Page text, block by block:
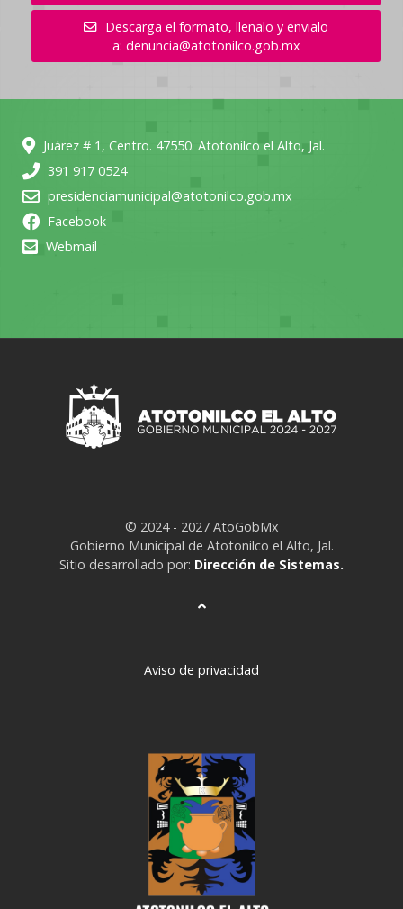
Descarga el formato, llenalo y envialo
a: denuncia@atotonilco.gob.mx
Juárez # 1, Centro. 47550. Atotonilco el Alto, Jal.
391 917 0524
presidenciamunicipal@atotonilco.gob.mx
Facebook
Webmail
© 2024 - 2027 AtoGobMx
Gobierno Municipal de Atotonilco el Alto, Jal.
Sitio desarrollado por: Dirección de Sistemas.
Aviso de privacidad